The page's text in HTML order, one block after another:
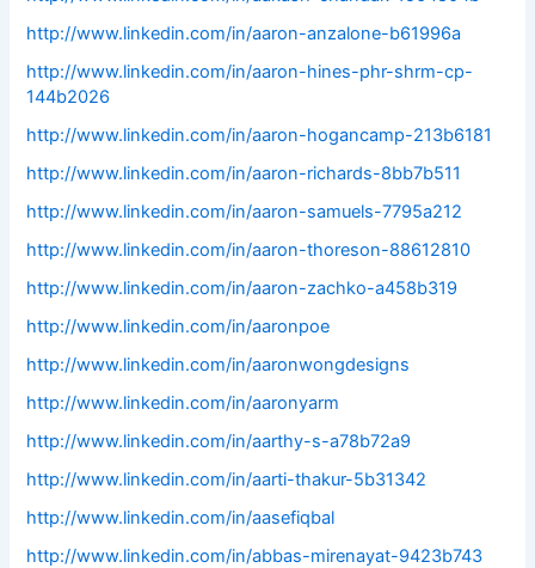
http://www.linkedin.com/in/aaron-anzalone-b61996a
http://www.linkedin.com/in/aaron-hines-phr-shrm-cp-
144b2026
http://www.linkedin.com/in/aaron-hogancamp-213b6181
http://www.linkedin.com/in/aaron-richards-8bb7b511
http://www.linkedin.com/in/aaron-samuels-7795a212
http://www.linkedin.com/in/aaron-thoreson-88612810
http://www.linkedin.com/in/aaron-zachko-a458b319
http://www.linkedin.com/in/aaronpoe
http://www.linkedin.com/in/aaronwongdesigns
http://www.linkedin.com/in/aaronyarm
http://www.linkedin.com/in/aarthy-s-a78b72a9
http://www.linkedin.com/in/aarti-thakur-5b31342
http://www.linkedin.com/in/aasefiqbal
http://www.linkedin.com/in/abbas-mirenayat-9423b743